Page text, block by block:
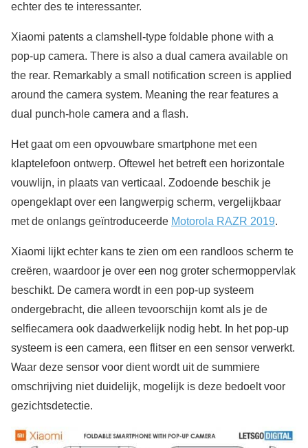
echter des te interessanter.
Xiaomi patents a clamshell-type foldable phone with a
pop-up camera. There is also a dual camera available on
the rear. Remarkably a small notification screen is applied
around the camera system. Meaning the rear features a
dual punch-hole camera and a flash.
Het gaat om een opvouwbare smartphone met een
klaptelefoon ontwerp. Oftewel het betreft een horizontale
vouwlijn, in plaats van verticaal. Zodoende beschik je
opengeklapt over een langwerpig scherm, vergelijkbaar
met de onlangs geïntroduceerde Motorola RAZR 2019.
Xiaomi lijkt echter kans te zien om een randloos scherm te
creëren, waardoor je over een nog groter schermoppervlak
beschikt. De camera wordt in een pop-up systeem
ondergebracht, die alleen tevoorschijn komt als je de
selfiecamera ook daadwerkelijk nodig hebt. In het pop-up
systeem is een camera, een flitser en een sensor verwerkt.
Waar deze sensor voor dient wordt uit de summiere
omschrijving niet duidelijk, mogelijk is deze bedoelt voor
gezichtsdetectie.